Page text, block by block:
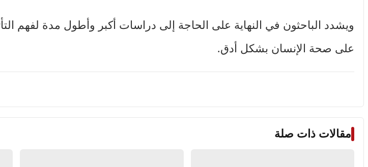
ويشدد الباحثون في النهاية على الحاجة إلى دراسات أكبر وأطول مدة لفهم
على صحة الإنسان بشكل أدق.
مقالات ذات صلة